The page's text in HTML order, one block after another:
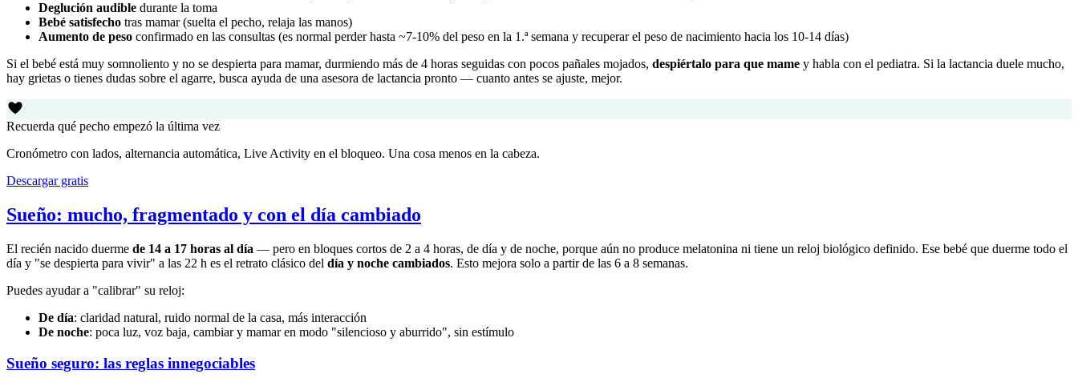
Deglución audible durante la toma
Bebé satisfecho tras mamar (suelta el pecho, relaja las manos)
Aumento de peso confirmado en las consultas (es normal perder hasta ~7-10% del peso en la 1.ª semana y recuperar el peso de nacimiento hacia los 10-14 días)
Si el bebé está muy somnoliento y no se despierta para mamar, durmiendo más de 4 horas seguidas con pocos pañales mojados, despiértalo para que mame y habla con el pediatra. Si la lactancia duele mucho,
hay grietas o tienes dudas sobre el agarre, busca ayuda de una asesora de lactancia pronto — cuanto antes se ajuste, mejor.
Recuerda qué pecho empezó la última vez
Cronómetro con lados, alternancia automática, Live Activity en el bloqueo. Una cosa menos en la cabeza.
Descargar gratis
Sueño: mucho, fragmentado y con el día cambiado
El recién nacido duerme de 14 a 17 horas al día — pero en bloques cortos de 2 a 4 horas, de día y de noche, porque aún no produce melatonina ni tiene un reloj biológico definido. Ese bebé que duerme todo el
día y "se despierta para vivir" a las 22 h es el retrato clásico del día y noche cambiados. Esto mejora solo a partir de las 6 a 8 semanas.
Puedes ayudar a "calibrar" su reloj:
De día: claridad natural, ruido normal de la casa, más interacción
De noche: poca luz, voz baja, cambiar y mamar en modo "silencioso y aburrido", sin estímulo
Sueño seguro: las reglas innegociables